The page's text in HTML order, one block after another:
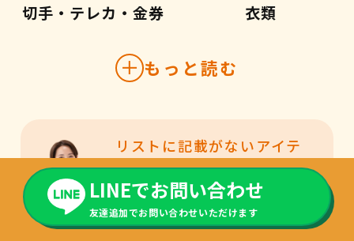
LINEでお問い合わせ
友達追加でお問い合わせいただけます
切手・テレカ・金券 衣類
もっと読む
リストに記載がないアイテ
ムも対応可能です。
気になる品物はぜひ一度ご
相談ください。